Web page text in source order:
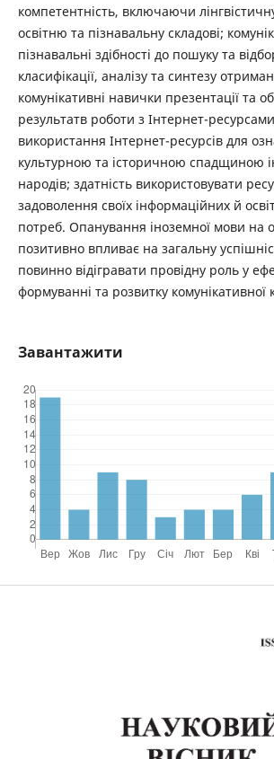
компетентність, включаючи
освітню та пізнавальну складові;
пізнавальні здібності до пошуку та
класифікації, аналізу та синтезу
комунікативні навички презентації та
результатв роботи з Інтернет-
використання Інтернет-ресурсів для
культурною та історичною спадщиною
народів; здатність використовувати
задоволення своїх інформаційних й
потреб. Опанування іноземної мови на
позитивно впливає на загальну
повинно відігравати провідну роль у
формуванні та розвитку комунікативної
Завантажити